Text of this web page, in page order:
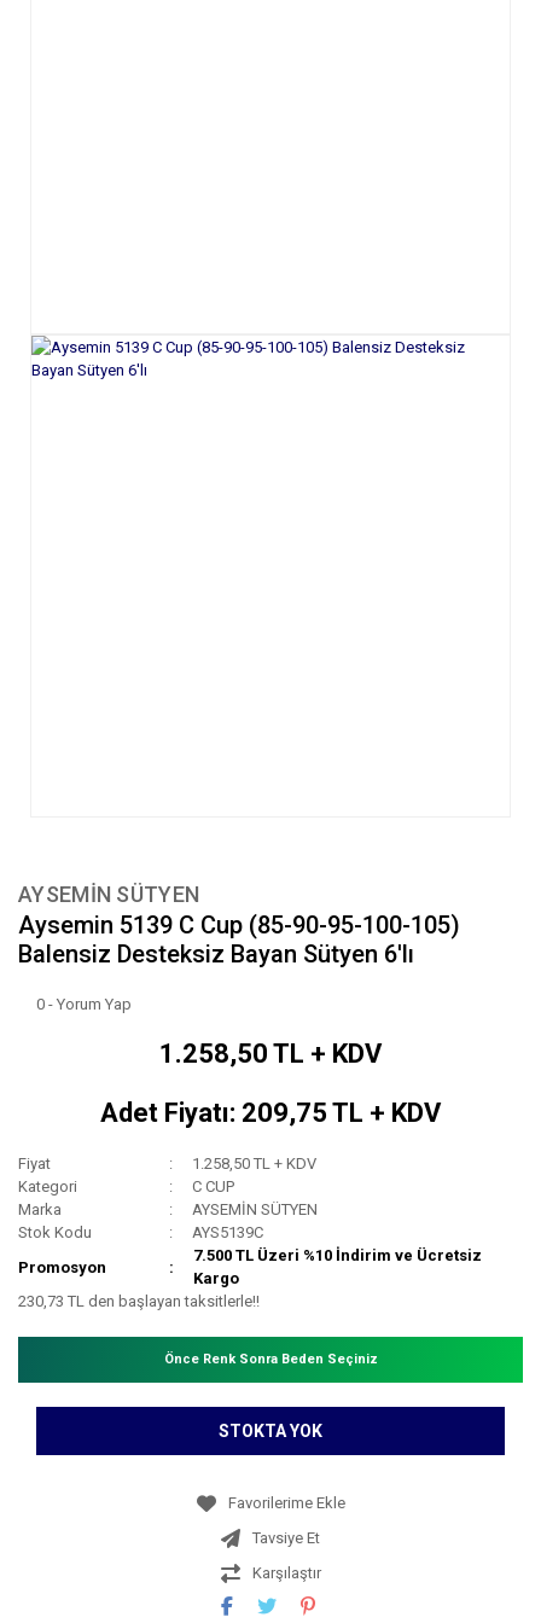
AYSEMİN SÜTYEN
Aysemin 5139 C Cup (85-90-95-100-105)
Balensiz Desteksiz Bayan Sütyen 6'lı
0 - Yorum Yap
1.258,50 TL + KDV
Adet Fiyatı: 209,75 TL + KDV
Fiyat
1.258,50 TL + KDV
Kategori
C CUP
Marka
AYSEMİN SÜTYEN
Stok Kodu
AYS5139C
Promosyon
7.500 TL Üzeri %10 İndirim ve Ücretsiz
Kargo
230,73 TL den başlayan taksitlerle!!
Önce Renk Sonra Beden Seçiniz
STOKTA YOK
Tavsiye Et
Karşılaştır